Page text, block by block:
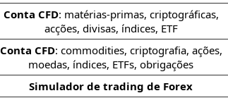
Conta CFD: matérias-primas, criptográficas,
acções, divisas, índices, ETF
Conta CFD: commodities, criptografia, ações,
moedas, índices, ETFs, obrigações
Simulador de trading de Forex